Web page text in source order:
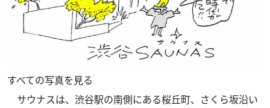
すべての写真を見る
サウナスは、渋谷駅の南側にある桜丘町、さくら坂沿い